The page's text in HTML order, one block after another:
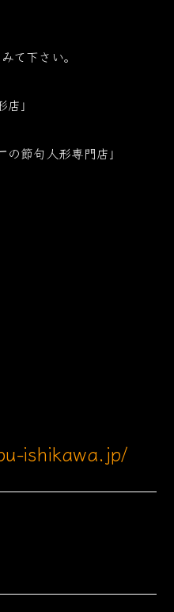
て下さい。
」
の節句人形専門店」
ishikawa.jp/